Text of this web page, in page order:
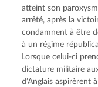
atteint son
arrêté, après la
condamnent à être
à un régime
Lorsque celui-ci
dictature militaire
d’Anglais aspirèrent